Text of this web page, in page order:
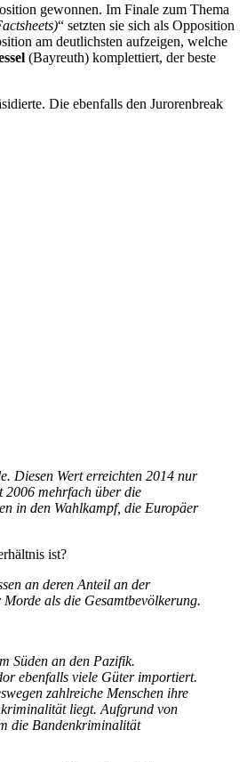
gewonnen. Im Finale zum Thema
“ setzten sie sich als Opposition
am deutlichsten aufzeigen, welche
(Bayreuth) komplettiert, der beste
Die ebenfalls den Jurorenbreak
Diesen Wert erreichten 2014 nur
mehrfach über die
in den Wahlkampf, die Europäer
ist?
an deren Anteil an der
als die Gesamtbevölkerung.
Süden an den Pazifik.
ebenfalls viele Güter importiert.
zahlreiche Menschen ihre
liegt. Aufgrund von
die Bandenkriminalität